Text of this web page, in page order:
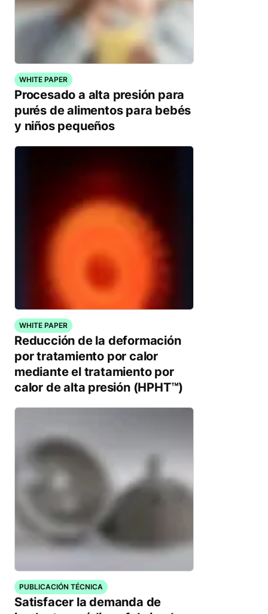
WHITE PAPER
Procesado a alta presión para
purés de alimentos para bebés
y niños pequeños
WHITE PAPER
Reducción de la deformación
por tratamiento por calor
mediante el tratamiento por
calor de alta presión (HPHT™)
PUBLICACIÓN TÉCNICA
Satisfacer la demanda de